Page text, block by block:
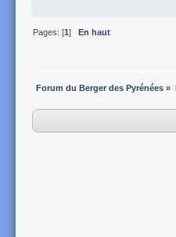
Pages: [1]En haut
Forum du Berger des Pyrénées »